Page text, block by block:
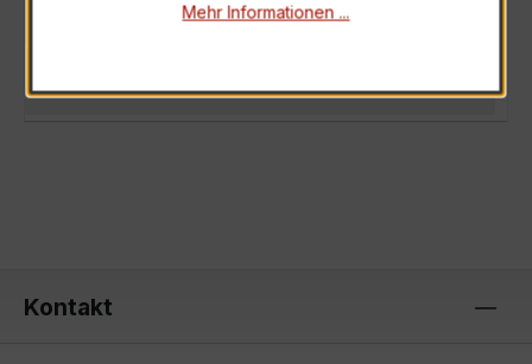
Kontakt
Mehr Informationen ...